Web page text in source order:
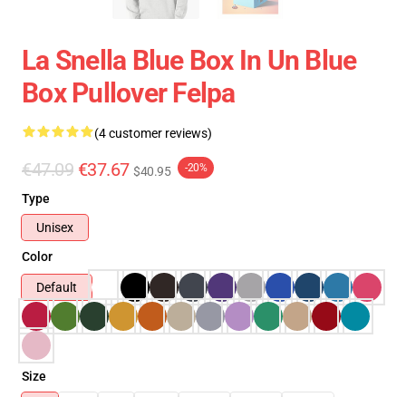
La Snella Blue Box In Un Blue
Box Pullover Felpa
(4 customer reviews)
€47.09 €37.67 $40.95 -20%
Type
Unisex
Color
Default
Size